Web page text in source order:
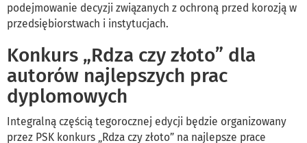
podejmowanie decyzji związanych z ochroną przed korozją w
przedsiębiorstwach i instytucjach.
Konkurs „Rdza czy złoto” dla
autorów najlepszych prac
dyplomowych
Integralną częścią tegorocznej edycji będzie organizowany
przez PSK konkurs „Rdza czy złoto” na najlepsze prace